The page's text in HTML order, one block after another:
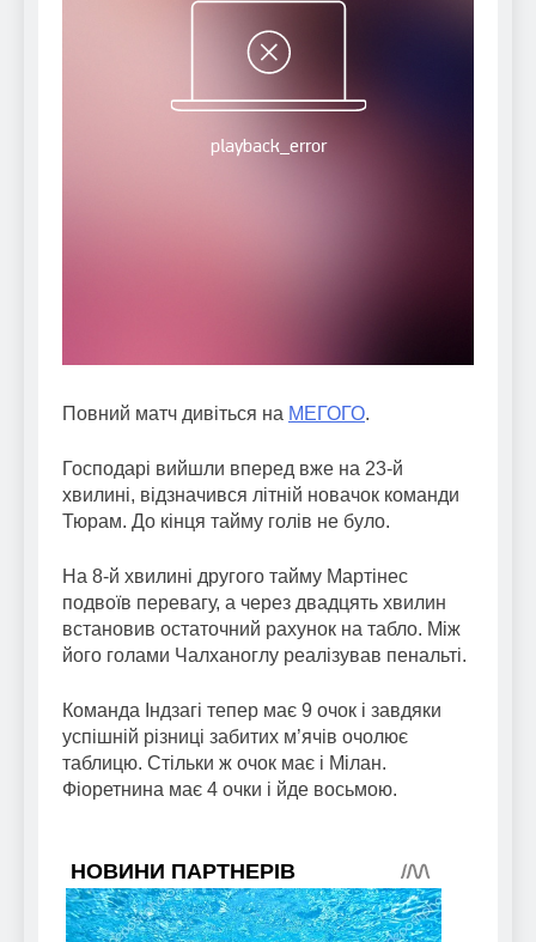
Повний матч дивіться на МЕГОГО.
Господарі вийшли вперед вже на 23-й
хвилині, відзначився літній новачок команди
Тюрам. До кінця тайму голів не було.
На 8-й хвилині другого тайму Мартінес
подвоїв перевагу, а через двадцять хвилин
встановив остаточний рахунок на табло. Між
його голами Чалханоглу реалізував пенальті.
Команда Індзагі тепер має 9 очок і завдяки
успішній різниці забитих м’ячів очолює
таблицю. Стільки ж очок має і Мілан.
Фіоретнина має 4 очки і йде восьмою.